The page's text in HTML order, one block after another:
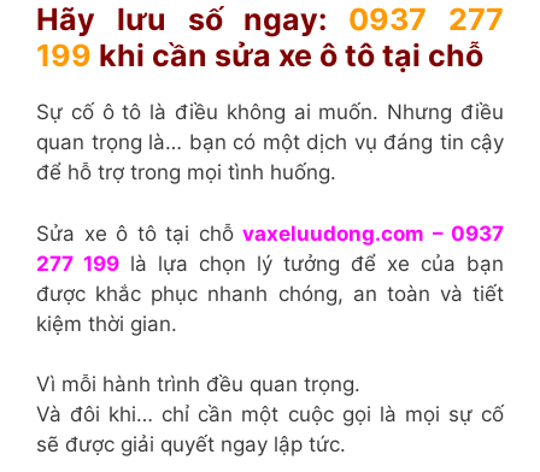
Hãy lưu số ngay: 0937 277
199 khi cần sửa xe ô tô tại chỗ
Sự cố ô tô là điều không ai muốn. Nhưng điều
quan trọng là… bạn có một dịch vụ đáng tin cậy
để hỗ trợ trong mọi tình huống.
Sửa xe ô tô tại chỗ vaxeluudong.com – 0937
277 199 là lựa chọn lý tưởng để xe của bạn
được khắc phục nhanh chóng, an toàn và tiết
kiệm thời gian.
Vì mỗi hành trình đều quan trọng.
Và đôi khi… chỉ cần một cuộc gọi là mọi sự cố
sẽ được giải quyết ngay lập tức.